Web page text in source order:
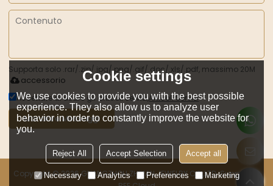
Supporta solo .rar/.zip/.jpg/.png/.gif/.doc/.xls/.pdf, massimo 20M
accessorio
Accettare di usare gli articoli servizi,Articoli Servizi
Mandare Messaggi
Copyright © 2026GUANGZHOU ZHILIAN JEWELRY CO.,LTD.Support By
Cookie settings
We use cookies to provide you with the best possible
experience. They also allow us to analyze user
behavior in order to constantly improve the website for
you.
Reject All Accept Selection Accept all
Necessary Analytics Preferences Marketing